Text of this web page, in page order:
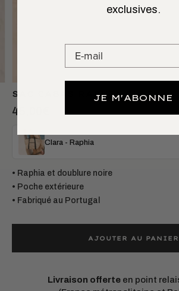
SAC CABAS RAPHIA CLARA
45,00€
Clara - Raphia
• Raphia et doublure noire
• Poche extérieure
• Fabriqué au Portugal
AJOUTER AU PANIER
Matières européennes
exclusives.
JE M'ABONNE